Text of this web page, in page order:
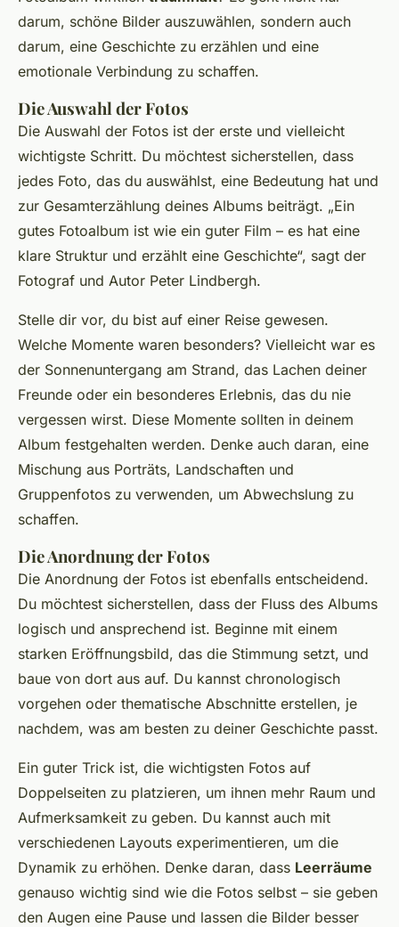
darum, schöne Bilder auszuwählen, sondern auch
darum, eine Geschichte zu erzählen und eine
emotionale Verbindung zu schaffen.
Die Auswahl der Fotos
Die Auswahl der Fotos ist der erste und vielleicht
wichtigste Schritt. Du möchtest sicherstellen, dass
jedes Foto, das du auswählst, eine Bedeutung hat und
zur Gesamterzählung deines Albums beiträgt. „Ein
gutes Fotoalbum ist wie ein guter Film – es hat eine
klare Struktur und erzählt eine Geschichte“, sagt der
Fotograf und Autor Peter Lindbergh.
Stelle dir vor, du bist auf einer Reise gewesen.
Welche Momente waren besonders? Vielleicht war es
der Sonnenuntergang am Strand, das Lachen deiner
Freunde oder ein besonderes Erlebnis, das du nie
vergessen wirst. Diese Momente sollten in deinem
Album festgehalten werden. Denke auch daran, eine
Mischung aus Porträts, Landschaften und
Gruppenfotos zu verwenden, um Abwechslung zu
schaffen.
Die Anordnung der Fotos
Die Anordnung der Fotos ist ebenfalls entscheidend.
Du möchtest sicherstellen, dass der Fluss des Albums
logisch und ansprechend ist. Beginne mit einem
starken Eröffnungsbild, das die Stimmung setzt, und
baue von dort aus auf. Du kannst chronologisch
vorgehen oder thematische Abschnitte erstellen, je
nachdem, was am besten zu deiner Geschichte passt.
Ein guter Trick ist, die wichtigsten Fotos auf
Doppelseiten zu platzieren, um ihnen mehr Raum und
Aufmerksamkeit zu geben. Du kannst auch mit
verschiedenen Layouts experimentieren, um die
Dynamik zu erhöhen. Denke daran, dass Leerräume
genauso wichtig sind wie die Fotos selbst – sie geben
den Augen eine Pause und lassen die Bilder besser